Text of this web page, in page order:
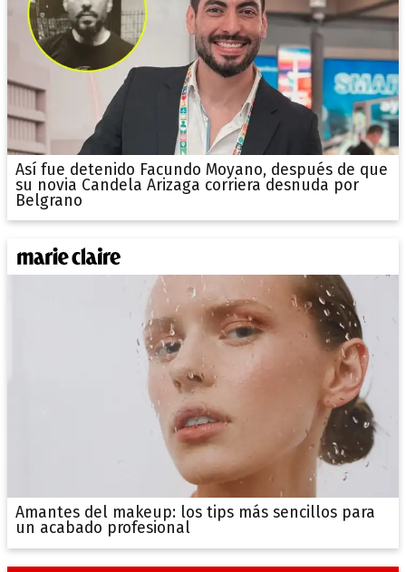
Así fue detenido Facundo Moyano, después de que
su novia Candela Arizaga corriera desnuda por
Belgrano
Amantes del makeup: los tips más sencillos para
un acabado profesional